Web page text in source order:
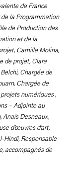
de France
la Programmation
de Production des
et de la
Camille Molina,
de projet, Clara
Chargée de
Chargée de
numériques ,
– Adjointe au
Anaïs Desneaux,
d’œuvres d’art,
Hindi, Responsable
accompagnés de